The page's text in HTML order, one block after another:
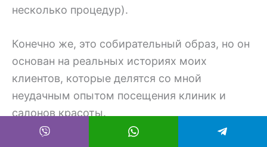
несколько процедур).
Конечно же, это собирательный образ, но он
основан на реальных историях моих
клиентов, которые делятся со мной
неудачным опытом посещения клиник и
салонов красоты.